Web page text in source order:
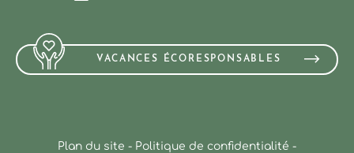
VACANCES ÉCORESPONSABLES
Plan du site - Politique de confidentialité -